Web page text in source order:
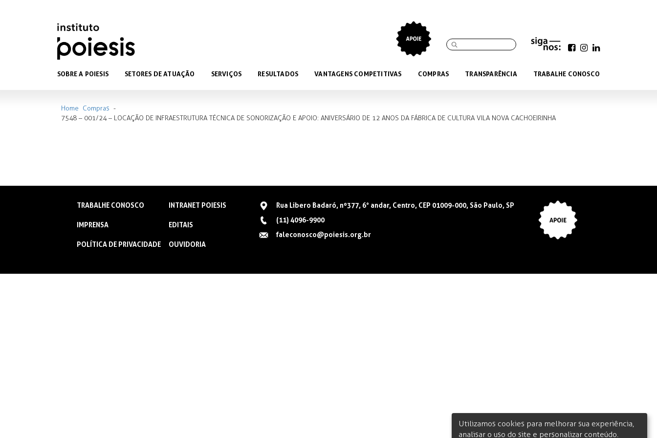
SOBRE A POIESIS SETORES DE ATUAÇÃO SERVIÇOS RESULTADOS VANTAGENS COMPETITIVAS COMPRAS TRANSPARÊNCIA TRABALHE CONOSCO
Home Compras -
7548 – 001/24 – LOCAÇÃO DE INFRAESTRUTURA TÉCNICA DE SONORIZAÇÃO E APOIO: ANIVERSÁRIO DE 12 ANOS DA FÁBRICA DE CULTURA VILA NOVA CACHOEIRINHA
TRABALHE CONOSCO
IMPRENSA
POLÍTICA DE PRIVACIDADE
INTRANET POIESIS
EDITAIS
OUVIDORIA
Rua Libero Badaró, nº377, 6° andar, Centro, CEP 01009-000, São Paulo, SP
(11) 4096-9900
faleconosco@poiesis.org.br
Utilizamos cookies para melhorar sua experiência,
analisar o uso do site e personalizar conteúdo.